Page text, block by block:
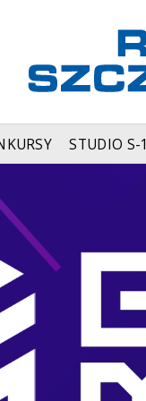
STUDIO S-1